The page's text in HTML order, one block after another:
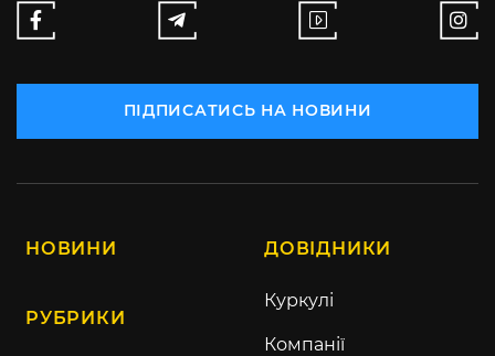
ПІДПИСАТИСЬ НА НОВИНИ
НОВИНИ
РУБРИКИ
ДОВІДНИКИ
Куркулі
Компанії